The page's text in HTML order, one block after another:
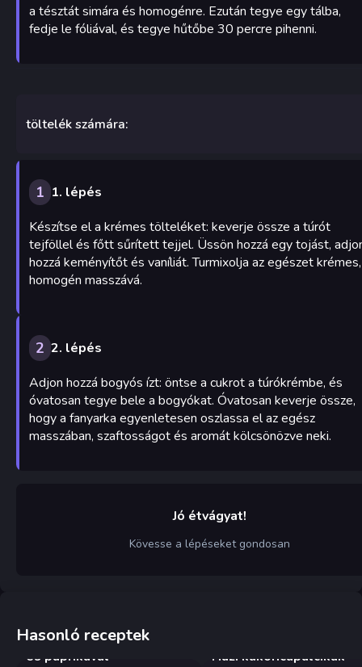
a tésztát simára és homogénre. Ezután tegye egy tálba,
fedje le fóliával, és tegye hűtőbe 30 percre pihenni.
töltelék számára:
1 1. lépés
Készítse el a krémes tölteléket: keverje össze a túrót
tejföllel és főtt sűrített tejjel. Üssön hozzá egy tojást,
hozzá keményítőt és vaníliát. Turmixolja az egészet krémes,
homogén masszává.
2 2. lépés
Adjon hozzá bogyós ízt: öntse a cukrot a túrókrémbe, és
óvatosan tegye bele a bogyókat. Óvatosan keverje össze,
hogy a fanyarka egyenletesen oszlassa el az egész
masszában, szaftosságot és aromát kölcsönözve neki.
Jó étvágyat!
Kövesse a lépéseket gondosan
Hasonló receptek
Grúz tojás paradicsommal
és paprikával
Házi kukoricapálcikák